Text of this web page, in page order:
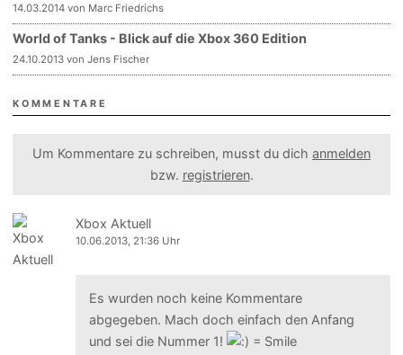
14.03.2014 von Marc Friedrichs
World of Tanks - Blick auf die Xbox 360 Edition
24.10.2013 von Jens Fischer
KOMMENTARE
Um Kommentare zu schreiben, musst du dich anmelden
bzw. registrieren.
Xbox Aktuell
10.06.2013, 21:36 Uhr
Es wurden noch keine Kommentare
abgegeben. Mach doch einfach den Anfang
und sei die Nummer 1!